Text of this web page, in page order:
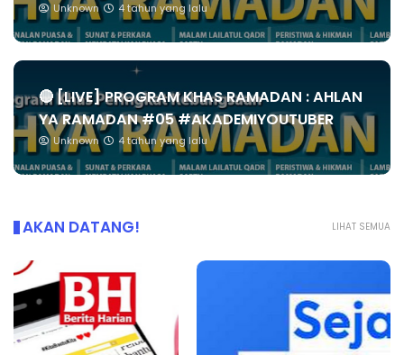
Unknown 4 tahun yang lalu
🔴 [LIVE] PROGRAM KHAS RAMADAN : AHLAN
YA RAMADAN #05 #AKADEMIYOUTUBER
Unknown 4 tahun yang lalu
LIHAT SEMUA
AKAN DATANG!